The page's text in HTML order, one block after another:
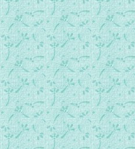
157_美丽的南半球
158_义人的福乐.mp3
159_我必亲手扶持你
161_求你赦免我未觉
162_兄弟姐妹们共聚
163_回归父家.mp3
164_唯有主的名应受